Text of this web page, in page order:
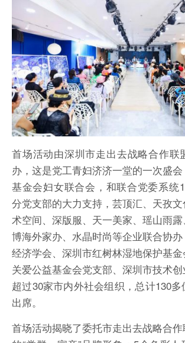
联网＋、快消
首场活动由深圳市走出去战略合作联
办，这是党工青妇济济一堂的一次盛
基金会妇女联合会，和联合党委系统
分党支部的大力支持，芸顶汇、天孜
术空间、深版服、天一美家、瑶山雨
博海外家办、水晶时尚等企业联合协
经济学会、深圳市红树林湿地保护基
关爱公益基金会党支部、深圳市技术
超过30家市内外社会组织，总计130
出席。
首场活动揭晓了委托市走出去战略合